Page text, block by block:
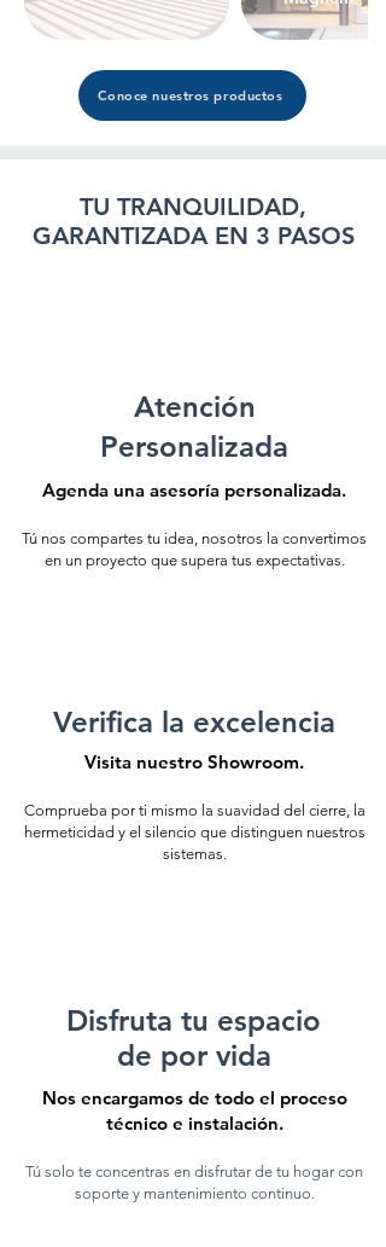
Conoce nuestros productos
TU TRANQUILIDAD,
GARANTIZADA EN 3 PASOS
Atención
Personalizada
Agenda una asesoría personalizada.
Tú nos compartes tu idea, nosotros la convertimos
en un proyecto que supera tus expectativas.
Verifica la excelencia
Visita nuestro Showroom.
Comprueba por ti mismo la suavidad del cierre, la
hermeticidad y el silencio que distinguen nuestros
sistemas.
Disfruta tu espacio
de por vida
Nos encargamos de todo el proceso
técnico e instalación.
Tú solo te concentras en disfrutar de tu hogar con
soporte y mantenimiento continuo.